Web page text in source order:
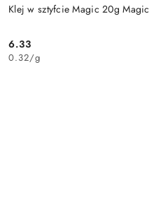
Klej w sztyfcie Magic 20g Magic
Cena:
6.33
0.32/g